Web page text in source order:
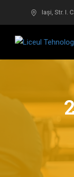
Iași, Str. I.